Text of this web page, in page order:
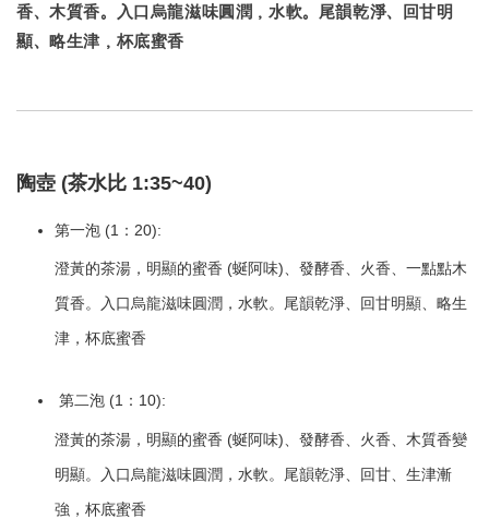
香、木質香。入口烏龍滋味圓潤，水軟。尾韻乾淨、回甘明
顯、略生津，杯底蜜香
陶壺 (茶水比 1:35~40)
第一泡 (1：20):
澄黃的茶湯，明顯的蜜香 (蜒阿味)、發酵香、火香、一點點木
質香。入口烏龍滋味圓潤，水軟。尾韻乾淨、回甘明顯、略生
津，杯底蜜香
第二泡 (1：10):
澄黃的茶湯，明顯的蜜香 (蜒阿味)、發酵香、火香、木質香變
明顯。入口烏龍滋味圓潤，水軟。尾韻乾淨、回甘、生津漸
強，杯底蜜香